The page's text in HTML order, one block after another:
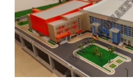
Большой макет культурно-
оздоровительного центра. Размеры:
4000х2100 мм.